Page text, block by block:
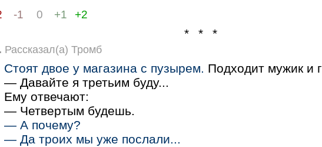
-1 0 +1 +2
* * *
Рассказал(а) Тромб
Стоят двое у магазина с пузырем. Подходит мужик и
— Давайте я третьим буду...
Ему отвечают:
— Четвертым будешь.
— А почему?
— Да троих мы уже послали...